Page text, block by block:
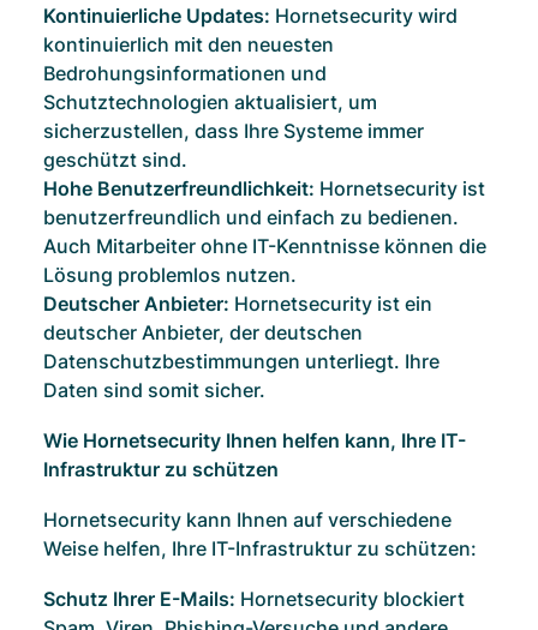
Kontinuierliche Updates: Hornetsecurity wird
kontinuierlich mit den neuesten
Bedrohungsinformationen und
Schutztechnologien aktualisiert, um
sicherzustellen, dass Ihre Systeme immer
geschützt sind.
Hohe Benutzerfreundlichkeit: Hornetsecurity ist
benutzerfreundlich und einfach zu bedienen.
Auch Mitarbeiter ohne IT-Kenntnisse können die
Lösung problemlos nutzen.
Deutscher Anbieter: Hornetsecurity ist ein
deutscher Anbieter, der deutschen
Datenschutzbestimmungen unterliegt. Ihre
Daten sind somit sicher.
Wie Hornetsecurity Ihnen helfen kann, Ihre IT-
Infrastruktur zu schützen
Hornetsecurity kann Ihnen auf verschiedene
Weise helfen, Ihre IT-Infrastruktur zu schützen:
Schutz Ihrer E-Mails: Hornetsecurity blockiert